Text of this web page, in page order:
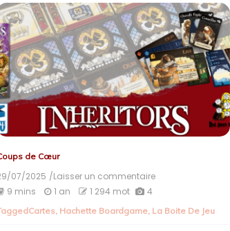
de Cœur
07/2025 /Laisser un commentaireon
9 mins 1 an 1 294 mot 4
Cartes, Hachette Boardgame, La Boite De Jeu